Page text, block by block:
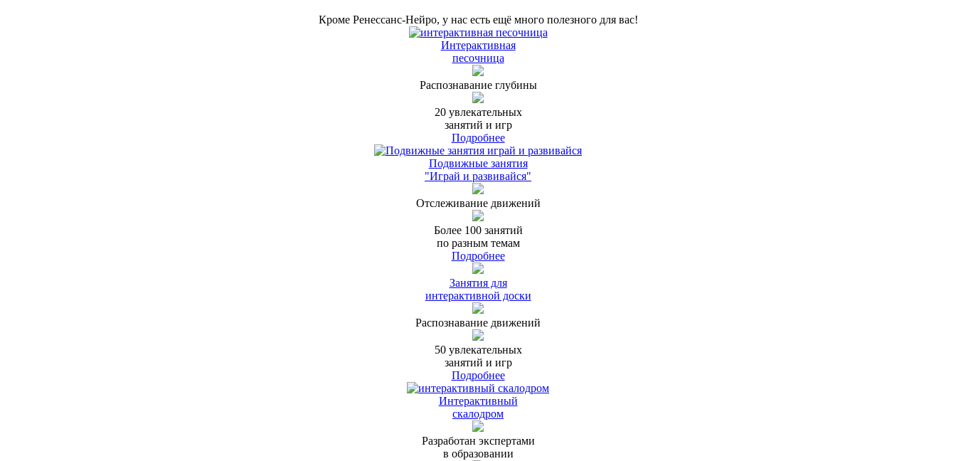
Кроме Ренессанс-Нейро, у нас есть ещё много полезного для вас!
Интерактивная
песочница
Распознавание глубины
20 увлекательных
занятий и игр
Подробнее
Подвижные занятия
"Играй и развивайся"
Отслеживание движений
Более 100 занятий
по разным темам
Подробнее
Занятия для
интерактивной доски
Распознавание движений
50 увлекательных
занятий и игр
Подробнее
Интерактивный
скалодром
Разработан экспертами
в образовании